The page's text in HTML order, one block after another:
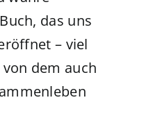
das uns
– viel
dem auch